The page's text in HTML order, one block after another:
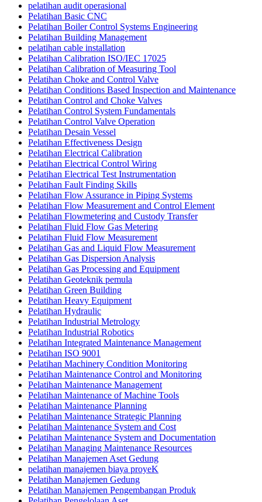
pelatihan audit operasional
Pelatihan Basic CNC
Pelatihan Boiler Control Systems Engineering
Pelatihan Building Management
pelatihan cable installation
Pelatihan Calibration ISO/IEC 17025
Pelatihan Calibration of Measuring Tool
Pelatihan Choke and Control Valve
Pelatihan Conditions Based Inspection and Maintenance
Pelatihan Control and Choke Valves
Pelatihan Control System Fundamentals
Pelatihan Control Valve Operation
Pelatihan Desain Vessel
Pelatihan Effectiveness Design
Pelatihan Electrical Calibration
Pelatihan Electrical Control Wiring
Pelatihan Electrical Test Instrumentation
Pelatihan Fault Finding Skills
Pelatihan Flow Assurance in Piping Systems
Pelatihan Flow Measurement and Control Element
Pelatihan Flowmetering and Custody Transfer
Pelatihan Fluid Flow Gas Metering
Pelatihan Fluid Flow Measurement
Pelatihan Gas and Liquid Flow Measurement
Pelatihan Gas Dispersion Analysis
Pelatihan Gas Processing and Equipment
Pelatihan Geoteknik pemula
Pelatihan Green Building
Pelatihan Heavy Equipment
Pelatihan Hydraulic
Pelatihan Industrial Metrology
Pelatihan Industrial Robotics
Pelatihan Integrated Maintenance Management
Pelatihan ISO 9001
Pelatihan Machinery Condition Monitoring
Pelatihan Maintenance Control and Monitoring
Pelatihan Maintenance Management
Pelatihan Maintenance of Machine Tools
Pelatihan Maintenance Planning
Pelatihan Maintenance Strategic Planning
Pelatihan Maintenance System and Cost
Pelatihan Maintenance System and Documentation
Pelatihan Managing Maintenance Resources
Pelatihan Manajemen Aset Gedung
pelatihan manajemen biaya proyeK
Pelatihan Manajemen Gedung
Pelatihan Manajemen Pengembangan Produk